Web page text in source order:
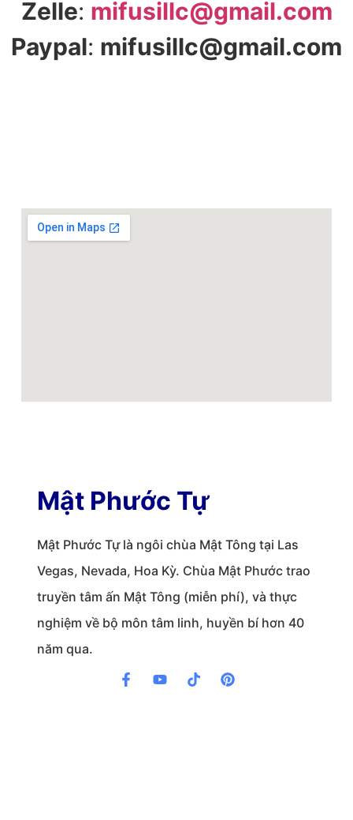
Zelle: mifusillc@gmail.com
Paypal: mifusillc@gmail.com
Mật Phước Tự
Mật Phước Tự là ngôi chùa Mật Tông tại Las
Vegas, Nevada, Hoa Kỳ. Chùa Mật Phước trao
truyền tâm ấn Mật Tông (miễn phí), và thực
nghiệm về bộ môn tâm linh, huyền bí hơn 40
năm qua.